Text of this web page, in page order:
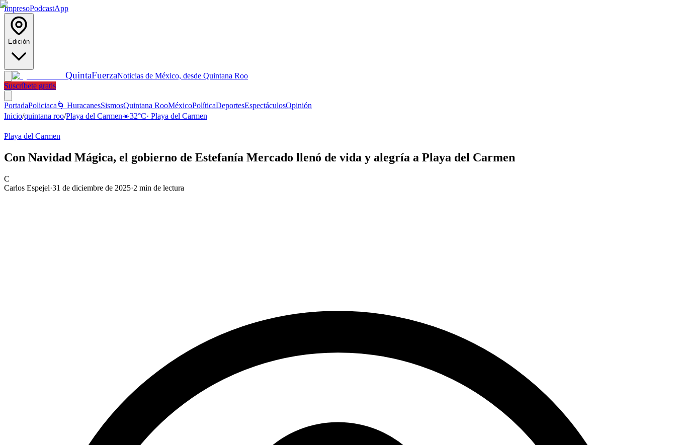
ImpresoPodcastApp
Edición
QuintaFuerzaNoticias de México, desde Quintana Roo
Suscríbete gratis
PortadaPoliciaca 🌀 HuracanesSismosQuintana RooMéxicoPolíticaDeportesEspectáculosOpinión
Inicio/quintana roo/Playa del Carmen☀️32°C· Playa del Carmen
Playa del Carmen
Con Navidad Mágica, el gobierno de Estefanía Mercado llenó de vida y alegría a Playa del Carmen
C
Carlos Espejel·31 de diciembre de 2025·2 min de lectura